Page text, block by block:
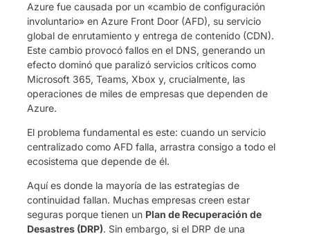
Azure fue causada por un «cambio de configuración
involuntario» en Azure Front Door (AFD), su servicio
global de enrutamiento y entrega de contenido (CDN).
Este cambio provocó fallos en el DNS, generando un
efecto dominó que paralizó servicios críticos como
Microsoft 365, Teams, Xbox y, crucialmente, las
operaciones de miles de empresas que dependen de
Azure.
El problema fundamental es este: cuando un servicio
centralizado como AFD falla, arrastra consigo a todo el
ecosistema que depende de él.
Aquí es donde la mayoría de las estrategias de
continuidad fallan. Muchas empresas creen estar
seguras porque tienen un Plan de Recuperación de
Desastres (DRP). Sin embargo, si el DRP de una